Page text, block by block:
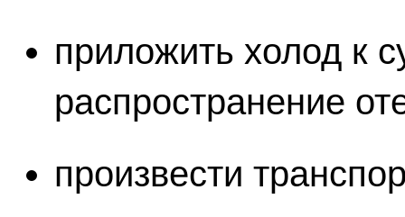
приложить холод к
распространение
произвести